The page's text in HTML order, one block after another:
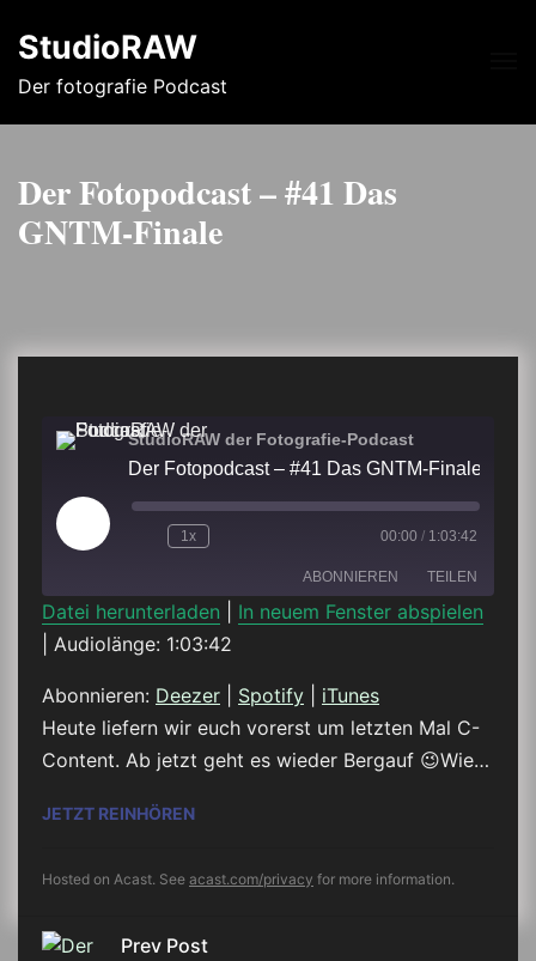
StudioRAW
Der fotografie Podcast
Der Fotopodcast – #41 Das
GNTM-Finale
StudioRAW der Fotografie-Podcast
Der Fotopodcast – #41 Das GNTM-Finale
Play
Episode
1x 00:00 / 1:03:42
ABONNIEREN TEILEN
Deezer
RSS FEED
TEILEN
LINK
EMBED
Datei herunterladen
In neuem Fenster abspielen
Audiolänge: 1:03:42
Abonnieren: Deezer Spotify
iTunes
Heute liefern wir euch vorerst um letzten Mal C-
Content. Ab jetzt geht es wieder Bergauf 😉Wie…
JETZT REINHÖRENDER FOTOPODCAST – #41 DAS GNTM-
Hosted on Acast. See acast.com/privacy for more information.
Prev Post